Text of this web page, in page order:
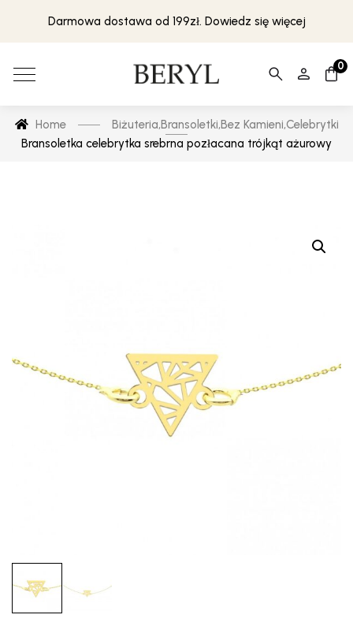
Darmowa dostawa od 199zł. Dowiedz się więcej
0
Home Biżuteria,Bransoletki,Bez Kamieni,Celebrytki
Bransoletka celebrytka srebrna pozłacana trójkąt ażurowy